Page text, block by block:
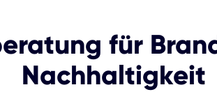
für
Nachhaltigkeit